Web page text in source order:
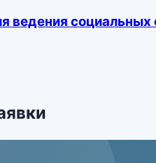
ведения социальных